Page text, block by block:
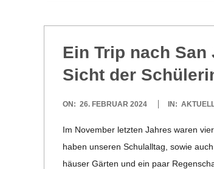
Ein Trip nach
Sicht der
2024-
ON: 26. FEBRUAR 2024 IN:
Im Novem­ber letz­ten Jah­res waren
haben unse­ren Schul­all­tag, sowie
häu­ser Gär­ten und ein paar